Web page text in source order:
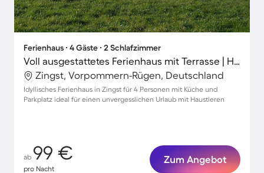
Ferienhaus ∙ 4 Gäste ∙ 2 Schlafzimmer
Voll ausgestattetes Ferienhaus mit Terrasse | Haustiere sind willkommen
Zingst, Vorpommern-Rügen, Deutschland
Idyllisches Ferienhaus in Zingst für 4 Personen mit Küche und
Parkplatz ideal für einen unvergesslichen Urlaub mit Haustieren
ab 99 €
pro Nacht
Zum Angebot